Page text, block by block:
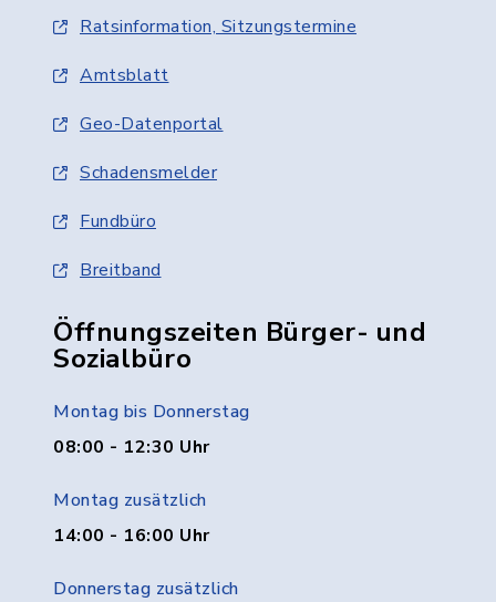
Ratsinformation, Sitzungstermine
Amtsblatt
Geo-Datenportal
Schadensmelder
Fundbüro
Breitband
Öffnungszeiten Bürger- und
Sozialbüro
Montag bis Donnerstag
08:00 - 12:30 Uhr
Montag zusätzlich
14:00 - 16:00 Uhr
Donnerstag zusätzlich